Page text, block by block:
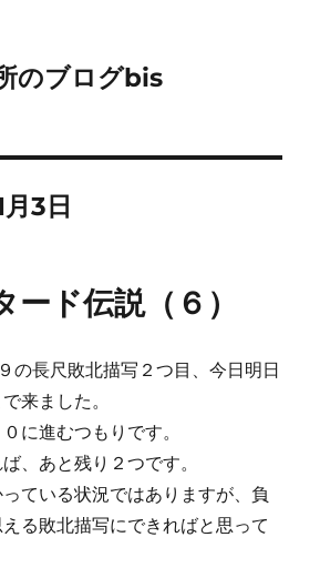
のブログbis
3日
ード伝説（６）
の長尺敗北描写２つ目、今日明日
来ました。
に進むつもりです。
、あと残り２つです。
ている状況ではありますが、負
る敗北描写にできればと思って